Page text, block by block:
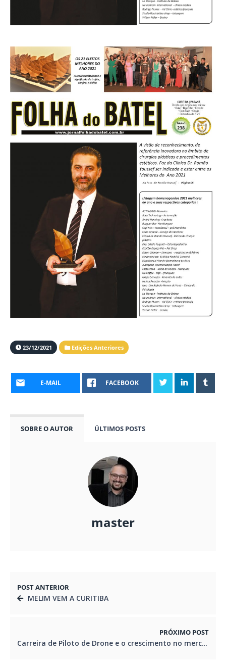
23/12/2021 Edições Anteriores
E-MAIL FACEBOOK
SOBRE O AUTOR ÚLTIMOS POSTS
master
POST ANTERIOR
MELIM VEM A CURITIBA
PRÓXIMO POST
Carreira de Piloto de Drone e o crescimento no mercado de trabalho .